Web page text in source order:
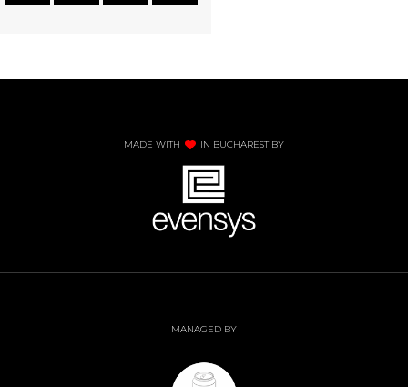
MADE WITH IN BUCHAREST BY
MANAGED BY